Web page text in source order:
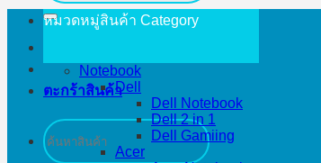
ตะกร้าสินค้า
ค้นหา:
หมวดหมู่สินค้า Category
Notebook
Dell
Dell Notebook
Dell 2 in 1
Dell Gamiing
Acer